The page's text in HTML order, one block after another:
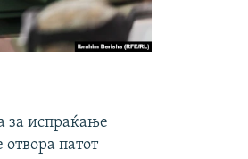
за испраќање
патот